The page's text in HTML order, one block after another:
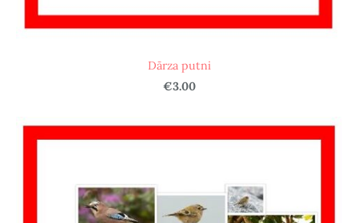
Dārza putni
€3.00